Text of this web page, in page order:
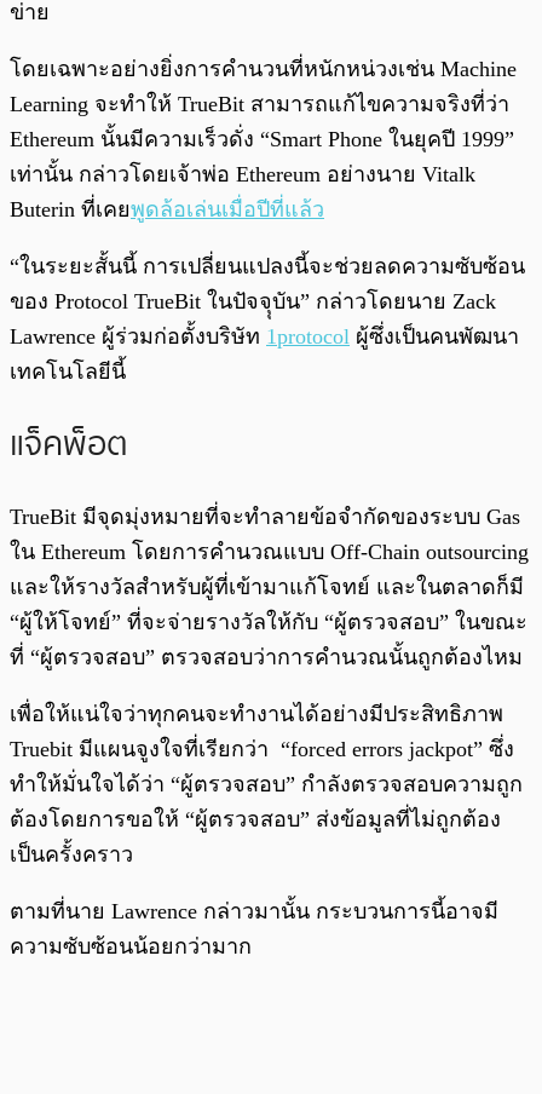
ข่าย
โดยเฉพาะอย่างยิ่งการคำนวนที่หนักหน่วงเช่น Machine
Learning จะทำให้ TrueBit สามารถแก้ไขความจริงที่ว่า
Ethereum นั้นมีความเร็วดั่ง “Smart Phone ในยุคปี 1999”
เท่านั้น กล่าวโดยเจ้าพ่อ Ethereum อย่างนาย Vitalk
Buterin ที่เคยพูดล้อเล่นเมื่อปีที่แล้ว
“ในระยะสั้นนี้ การเปลี่ยนแปลงนี้จะช่วยลดความซับซ้อน
ของ Protocol TrueBit ในปัจจุุบัน” กล่าวโดยนาย Zack
Lawrence ผู้ร่วมก่อตั้งบริษัท 1protocol ผู้ซึ่งเป็นคนพัฒนา
เทคโนโลยีนี้
แจ็คพ็อต
TrueBit มีจุดมุ่งหมายที่จะทำลายข้อจำกัดของระบบ Gas
ใน Ethereum โดยการคำนวณแบบ Off-Chain outsourcing
และให้รางวัลสำหรับผู้ที่เข้ามาแก้โจทย์ และในตลาดก็มี
“ผู้ให้โจทย์” ที่จะจ่ายรางวัลให้กับ “ผู้ตรวจสอบ” ในขณะ
ที่ “ผู้ตรวจสอบ” ตรวจสอบว่าการคำนวณนั้นถูกต้องไหม
เพื่อให้แน่ใจว่าทุกคนจะทำงานได้อย่างมีประสิทธิภาพ
Truebit มีแผนจูงใจที่เรียกว่า “forced errors jackpot” ซึ่ง
ทำให้มั่นใจได้ว่า “ผู้ตรวจสอบ” กำลังตรวจสอบความถูก
ต้องโดยการขอให้ “ผู้ตรวจสอบ” ส่งข้อมูลที่ไม่ถูกต้อง
เป็นครั้งคราว
ตามที่นาย Lawrence กล่าวมานั้น กระบวนการนี้อาจมี
ความซับซ้อนน้อยกว่ามาก